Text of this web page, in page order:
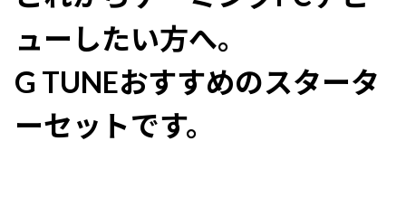
ューしたい方へ。
G TUNEおすすめのスタータ
ーセットです。